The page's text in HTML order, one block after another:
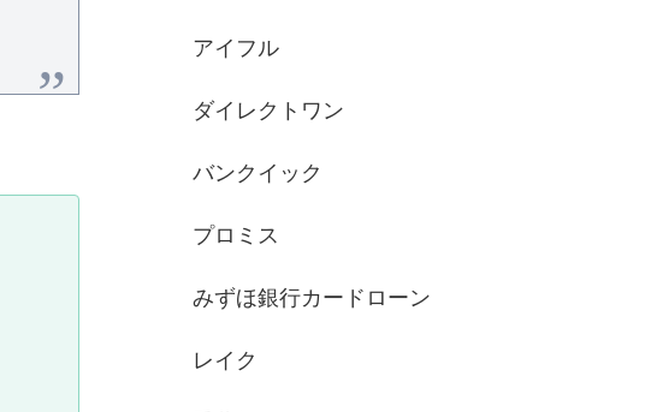
アイフル
ダイレクトワン
バンクイック
プロミス
みずほ銀行カードローン
レイク